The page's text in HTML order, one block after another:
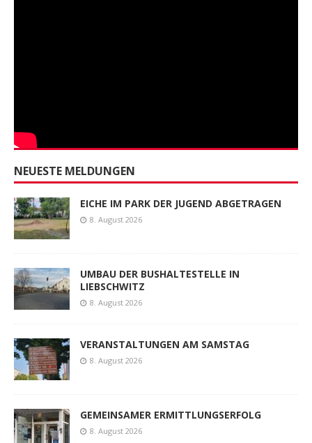
NEUESTE MELDUNGEN
EICHE IM PARK DER JUGEND ABGETRAGEN
8. August 2026
UMBAU DER BUSHALTESTELLE IN
LIEBSCHWITZ
8. August 2026
VERANSTALTUNGEN AM SAMSTAG
8. August 2026
GEMEINSAMER ERMITTLUNGSERFOLG
8. August 2026